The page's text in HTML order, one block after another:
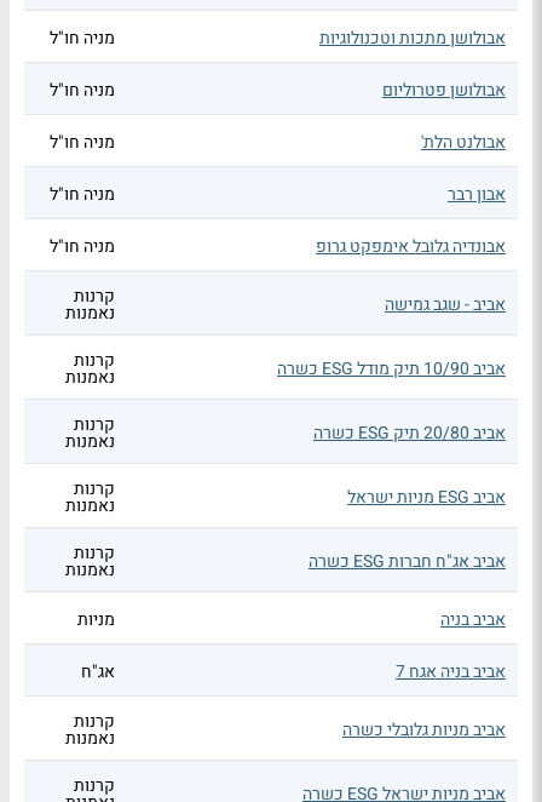
אבולושן מתכות וטכנולוגיות מניה חו"ל
אבולושן פטרוליום מניה חו"ל
אבולנט הלת' מניה חו"ל
אבון רבר מניה חו"ל
אבונדיה גלובל אימפקט גרופ מניה חו"ל
אביב - שגב גמישה קרנות
נאמנות
אביב 10/90 תיק מודל ESG כשרה קרנות
נאמנות
אביב 20/80 תיק ESG כשרה קרנות
נאמנות
אביב ESG מניות ישראל קרנות
נאמנות
אביב אג"ח חברות ESG כשרה קרנות
נאמנות
אביב בניה
מניות
אביב בניה אגח 7 אג"ח
אביב מניות גלובלי כשרה קרנות
נאמנות
אביב מניות ישראל ESG כשרה קרנות